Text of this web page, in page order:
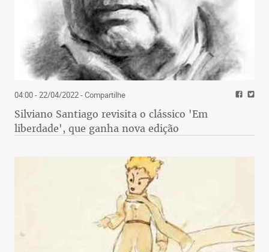
04:00 - 22/04/2022- Compartilhe
Silviano Santiago revisita o clássico 'Em
liberdade', que ganha nova edição